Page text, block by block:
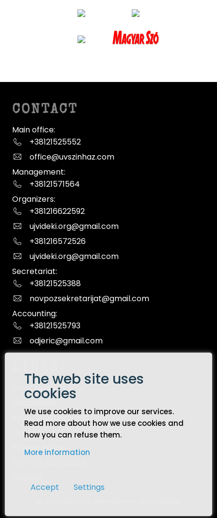
The web site uses
cookies
We use cookies to improve our services.
Read more about how we use cookies and
how you can refuse them.
More information
Accept Settings
CONTACT
Main office:
+38121525552
office@uvszinhaz.com
Management:
+38121571564
Organizers:
+381216622592
ujvideki.org@gmail.com
+381216572526
ujvideki.org@gmail.com
Secretariat:
+38121525388
novpozsekretarijat@gmail.com
Accounting:
+38121525793
odjeric@gmail.com
Front page
Public Procurement
Contact
Privacy Policy